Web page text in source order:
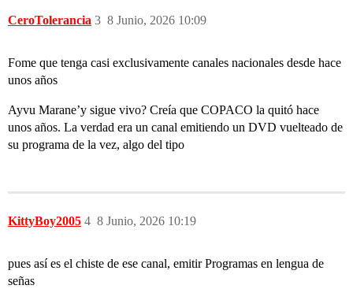
CeroTolerancia 8 Junio, 2026 10:09
3
Fome que tenga casi exclusivamente canales nacionales desde hace
unos años
Ayvu Marane’y sigue vivo? Creía que COPACO la quitó hace
unos años. La verdad era un canal emitiendo un DVD vuelteado de
su programa de la vez, algo del tipo
KittyBoy2005 8 Junio, 2026 10:19
4
pues así es el chiste de ese canal, emitirProgramas en lengua de
señas